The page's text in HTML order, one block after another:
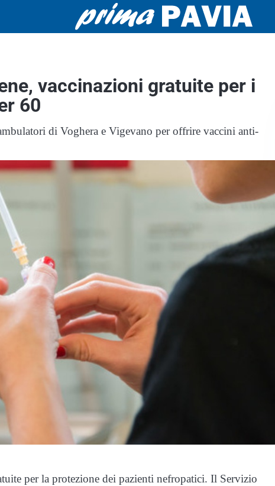
vaccinazioni gratuite per i
60
di Voghera e Vigevano per offrire vaccini anti-
per la protezione dei pazienti nefropatici. Il Servizio